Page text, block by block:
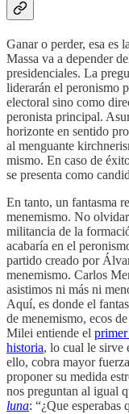
Ganar o perder, esa es
Massa va a depender
presidenciales. La
liderarán el peronismo
electoral sino como
peronista principal.
horizonte en sentido
al menguante
mismo. En caso de
se presenta como
En tanto, un fantasma
menemismo. No
militancia de la
acabaría en el
partido creado por
menemismo. Carlos
asistimos ni más ni
Aquí, es donde el
de menemismo, ecos
Milei entiende el
historia, lo cual le sirve
ello, cobra mayor
proponer su medida
nos preguntan al igual
luna: “¿Que esperabas